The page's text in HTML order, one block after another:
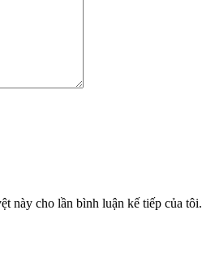
này cho lần bình luận kế tiếp của tôi.